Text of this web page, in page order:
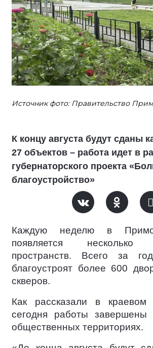
Источник фото: Правительство
К концу августа будут сданы
27 объектов – работа идет в
губернаторского проекта
благоустройство»
Каждую неделю в
появляется несколько
пространств. Всего за
благоустроят более 600
скверов.
Как рассказали в
сегодня работы
общественных территориях.